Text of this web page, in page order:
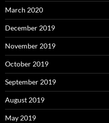
March 2020
December 2019
November 2019
October 2019
September 2019
August 2019
May 2019